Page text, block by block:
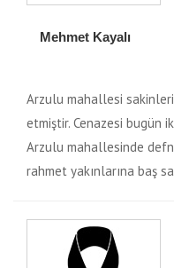
Mehmet Kayalı
Arzulu mahallesi
etmiştir. Cenazesi bugün
Arzulu mahallesinde
rahmet yakınlarına baş